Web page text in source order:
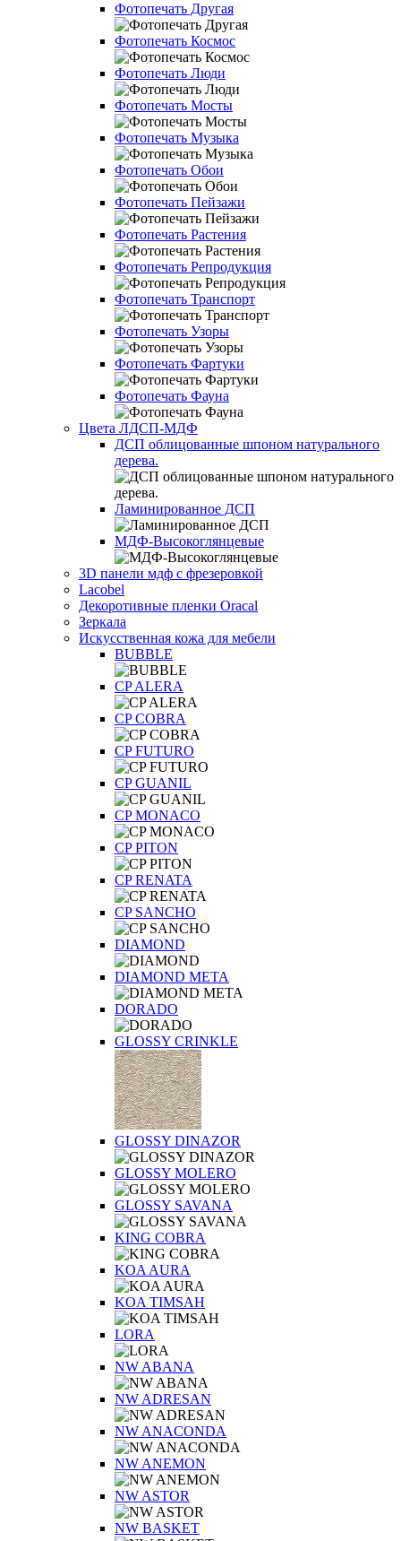
Фотопечать Другая
Фотопечать Космос
Фотопечать Люди
Фотопечать Мосты
Фотопечать Музыка
Фотопечать Обои
Фотопечать Пейзажи
Фотопечать Растения
Фотопечать Репродукция
Фотопечать Транспорт
Фотопечать Узоры
Фотопечать Фартуки
Фотопечать Фауна
Цвета ЛДСП-МДФ
ДСП облицованные шпоном натурального
дерева.
Ламинированное ДСП
МДФ-Высокоглянцевые
3D панели мдф с фрезеровкой
Lacobel
Декоротивные пленки Oracal
Зеркала
Искусственная кожа для мебели
BUBBLE
CP ALERA
CP COBRA
CP FUTURO
CP GUANIL
CP MONACO
CP PITON
CP RENATA
CP SANCHO
DIAMOND
DIAMOND META
DORADO
GLOSSY CRINKLE
GLOSSY DINAZOR
GLOSSY MOLERO
GLOSSY SAVANA
KING COBRA
KOA AURA
KOA TIMSAH
LORA
NW ABANA
NW ADRESAN
NW ANACONDA
NW ANEMON
NW ASTOR
NW BASKET